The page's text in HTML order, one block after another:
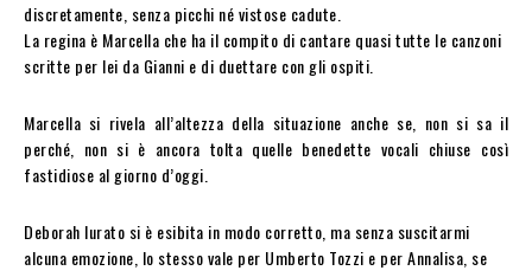
discretamente, senza picchi né vistose cadute.
La regina è Marcella che ha il compito di cantare quasi tutte le canzoni
scritte per lei da Gianni e di duettare con gli ospiti.
Marcella si rivela all’altezza della situazione anche se, non si sa il
perché, non si è ancora tolta quelle benedette vocali chiuse così
fastidiose al giorno d’oggi.
Deborah Iurato si è esibita in modo corretto, ma senza suscitarmi
alcuna emozione, lo stesso vale per Umberto Tozzi e per Annalisa, se